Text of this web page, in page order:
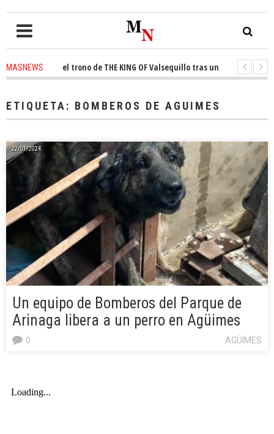
MASNEWSel trono de THE KING OF Valsequillo tras una jornada de
ETIQUETA: BOMBEROS DE AGUIMES
22/01/2024
Un equipo de Bomberos del Parque de
Arinaga libera a un perro en Agüimes
AGÜIMES
0